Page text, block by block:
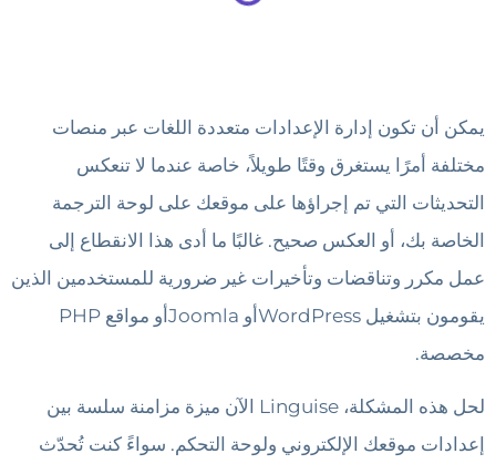
يمكن أن تكون إدارة الإعدادات متعددة اللغات عبر منصات
مختلفة أمرًا يستغرق وقتًا طويلاً، خاصة عندما لا تنعكس
التحديثات التي تم إجراؤها على موقعك على لوحة الترجمة
الخاصة بك، أو العكس صحيح. غالبًا ما أدى هذا الانقطاع إلى
عمل مكرر وتناقضات وتأخيرات غير ضرورية للمستخدمين الذين
يقومون بتشغيل WordPressأو Joomlaأو مواقع PHP
مخصصة.
لحل هذه المشكلة، Linguise الآن ميزة مزامنة سلسة بين
إعدادات موقعك الإلكتروني ولوحة التحكم. سواءً كنت تُحدّث